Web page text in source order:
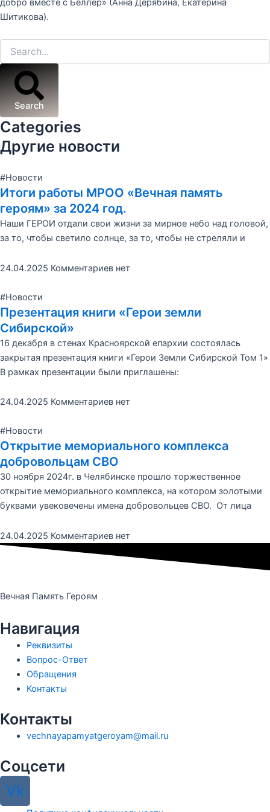
Шитикова).
Search
Categories
Другие новости
#Новости
Итоги работы МРОО «Вечная память
героям» за 2024 год.
Наши ГЕРОИ отдали свои жизни за мирное небо над головой,
за то, чтобы светило солнце, за то, чтобы не стреляли и
24.04.2025 Комментариев нет
#Новости
Презентация книги «Герои земли
Сибирской»
16 декабря в стенах Красноярской епархии состоялась
закрытая презентация книги «Герои Земли Сибирской Том 1»
В рамках презентации были приглашены:
24.04.2025 Комментариев нет
#Новости
Открытие мемориального комплекса
добровольцам СВО
30 ноября 2024г. в Челябинске прошло торжественное
открытие мемориального комплекса, на котором золотыми
буквами увековечены имена добровольцев СВО. От лица
24.04.2025 Комментариев нет
Вечная Память Героям
Навигация
Реквизиты
Вопрос-Ответ
Обращения
Контакты
Контакты
vechnayapamyatgeroyam@mail.ru
Соцсети
Vk